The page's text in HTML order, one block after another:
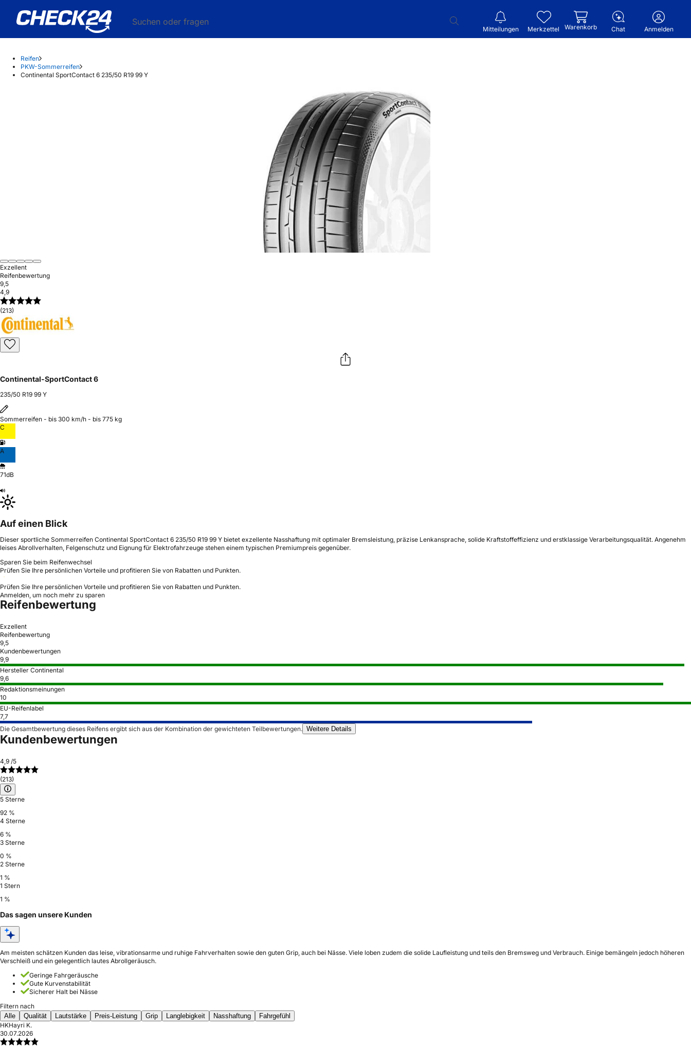
Suchen oder fragen
Mitteilungen Merkzettel Warenkorb Chat Anmelden
Reifen
PKW-Sommerreifen
Continental SportContact 6 235/50 R19 99 Y
Exzellent
Reifenbewertung
9,5
4,9
(213)
Continental-SportContact 6
235/50 R19 99 Y
Sommerreifen - bis 300 km/h - bis 775 kg
C
A
71dB
Auf einen Blick
Dieser sportliche Sommerreifen Continental SportContact 6 235/50 R19 99 Y bietet exzellente Nasshaftung mit optimaler Bremsleistung, präzise Lenkansprache, solide Kraftstoffeffizienz und erstklassige Verarbeitungsqualität. Angenehm
leises Abrollverhalten, Felgenschutz und Eignung für Elektrofahrzeuge stehen einem typischen Premiumpreis gegenüber.
Sparen Sie beim Reifenwechsel
Prüfen Sie Ihre persönlichen Vorteile und profitieren Sie von Rabatten und Punkten.
Prüfen Sie Ihre persönlichen Vorteile und profitieren Sie von Rabatten und Punkten.
Anmelden, um noch mehr zu sparen
Reifenbewertung
Exzellent
Reifenbewertung
9,5
Kundenbewertungen
9,9
Hersteller Continental
9,6
Redaktionsmeinungen
10
EU-Reifenlabel
7,7
Die Gesamtbewertung dieses Reifens ergibt sich aus der Kombination der gewichteten Teilbewertungen. Weitere Details
Kundenbewertungen
4,9 /5
(213)
5 Sterne
92 %
4 Sterne
6 %
3 Sterne
0 %
2 Sterne
1 %
1 Stern
1 %
Das sagen unsere Kunden
Am meisten schätzen Kunden das leise, vibrationsarme und ruhige Fahrverhalten sowie den guten Grip, auch bei Nässe. Viele loben zudem die solide Laufleistung und teils den Bremsweg und Verbrauch. Einige bemängeln jedoch höheren
Verschleiß und ein gelegentlich lautes Abrollgeräusch.
Geringe Fahrgeräusche
Gute Kurvenstabilität
Sicherer Halt bei Nässe
Filtern nach
Alle
Qualität Lautstärke Preis-Leistung Grip Langlebigkeit Nasshaftung
Fahrgefühl
HKHayri K.
30.07.2026